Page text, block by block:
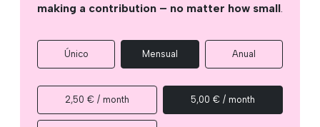
making a contribution – no matter how small.
Único Mensual Anual
2,50 € / month 5,00 € / month